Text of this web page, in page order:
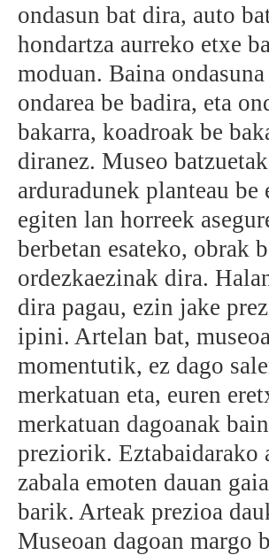
BEREZIAK
ondasun bat dira, auto
hondartza aurreko etxe
moduan. Baina ondasuna
ondarea be badira, eta
bakarra, koadroak be
diranez. Museo
arduradunek planteau be
egiten lan horreek
berbetan esateko, obrak
ordezkaezinak dira.
dira pagau, ezin jake
ipini. Artelan bat,
momentutik, ez dago
merkatuan eta, euren
merkatuan dagoanak
preziorik. Eztabaidarako
zabala emoten dauan
barik. Arteak prezioa
Museoan dagoan margo